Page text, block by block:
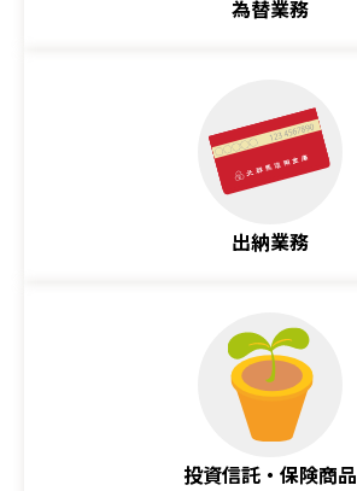
為替業務
出納業務
投資信託・保険商品